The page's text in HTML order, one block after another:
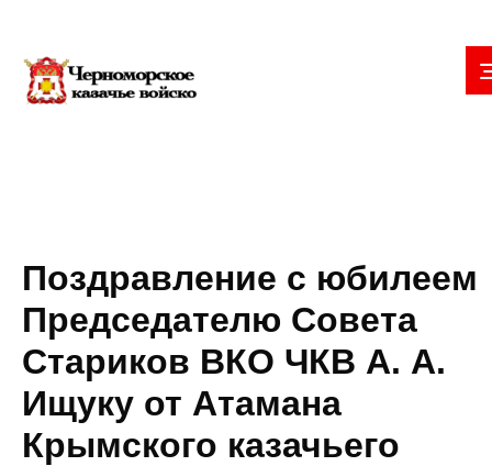
Поздравление с юбилеем
Председателю Совета
Стариков ВКО ЧКВ А. А.
Ищуку от Атамана
Крымского казачьего